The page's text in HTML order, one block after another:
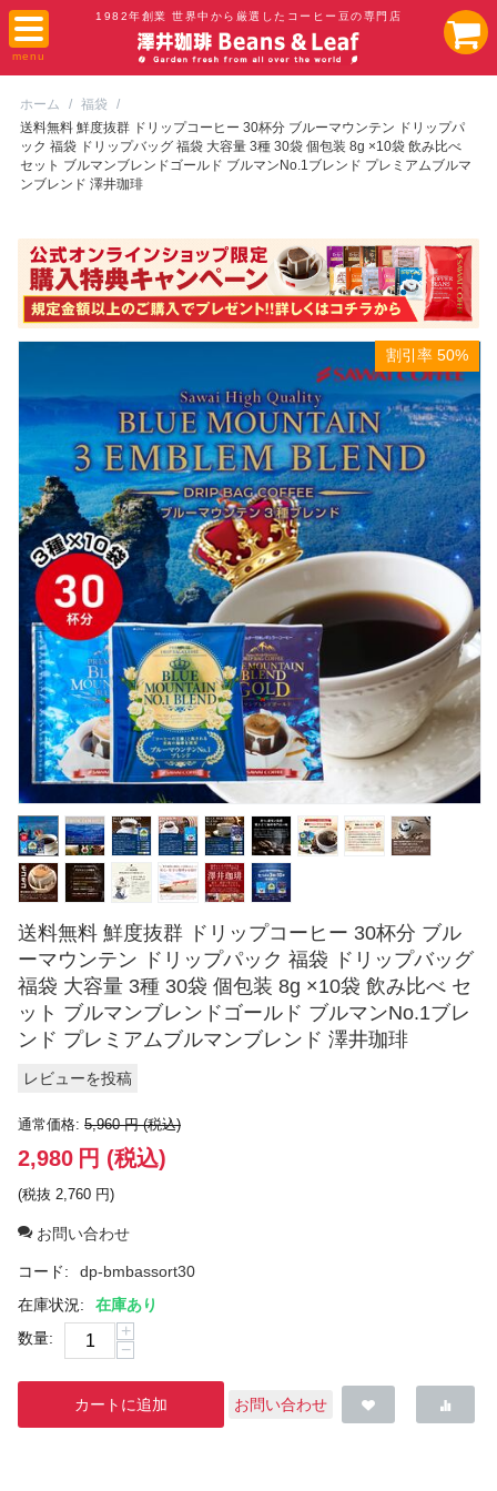
1982年創業 世界中から厳選したコーヒー豆の専門店
ホーム / 福袋
/
送料無料 鮮度抜群 ドリップコーヒー 30杯分 ブルーマウンテン ドリップパ
ック 福袋 ドリップバッグ 福袋 大容量 3種 30袋 個包装 8g ×10袋 飲み比べ
セット ブルマンブレンドゴールド ブルマンNo.1ブレンド プレミアムブルマ
ンブレンド 澤井珈琲
割引率 50%
送料無料 鮮度抜群 ドリップコーヒー 30杯分 ブル
ーマウンテン ドリップパック 福袋 ドリップバッグ
福袋 大容量 3種 30袋 個包装 8g ×10袋 飲み比べ セ
ット ブルマンブレンドゴールド ブルマンNo.1ブレ
ンド プレミアムブルマンブレンド 澤井珈琲
レビューを投稿
通常価格: 5,960 円(税込)
2,980 円 (税込)
(税抜 2,760 円)
お問い合わせ
コード:
dp-bmbassort30
在庫状況:
在庫あり
数量:
+
−
カートに追加 お問い合わせ